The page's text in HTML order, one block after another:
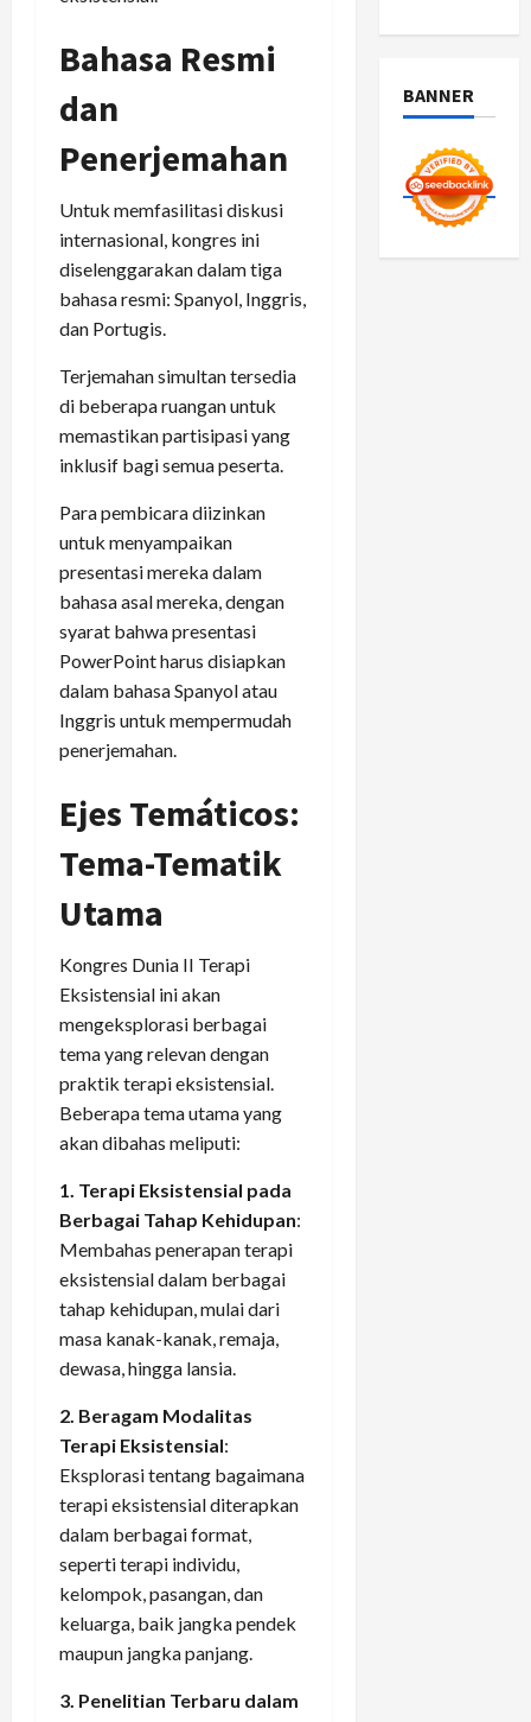
Bahasa Resmi
dan
Penerjemahan
Untuk memfasilitasi diskusi
internasional, kongres ini
diselenggarakan dalam tiga
bahasa resmi: Spanyol, Inggris,
dan Portugis.
Terjemahan simultan tersedia
di beberapa ruangan untuk
memastikan partisipasi yang
inklusif bagi semua peserta.
Para pembicara diizinkan
untuk menyampaikan
presentasi mereka dalam
bahasa asal mereka, dengan
syarat bahwa presentasi
PowerPoint harus disiapkan
dalam bahasa Spanyol atau
Inggris untuk mempermudah
penerjemahan.
Ejes Temáticos:
Tema-Tematik
Utama
Kongres Dunia II Terapi
Eksistensial ini akan
mengeksplorasi berbagai
tema yang relevan dengan
praktik terapi eksistensial.
Beberapa tema utama yang
akan dibahas meliputi:
1. Terapi Eksistensial pada
Berbagai Tahap Kehidupan:
Membahas penerapan terapi
eksistensial dalam berbagai
tahap kehidupan, mulai dari
masa kanak-kanak, remaja,
dewasa, hingga lansia.
2. Beragam Modalitas
Terapi Eksistensial:
Eksplorasi tentang bagaimana
terapi eksistensial diterapkan
dalam berbagai format,
seperti terapi individu,
kelompok, pasangan, dan
keluarga, baik jangka pendek
maupun jangka panjang.
3. Penelitian Terbaru dalam
BANNER